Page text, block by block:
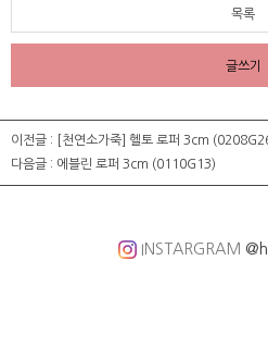
목록
글쓰기
이전글 :
[천연소가죽] 헬토 로퍼 3cm
다음글 : 에블린 로퍼 3cm (0110G13)
INSTARGRAM